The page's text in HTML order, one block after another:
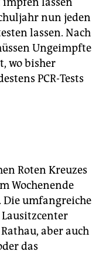
nun jeden
lassen. Nach
Ungeimpfte
wo bisher
PCR-Tests
Roten Kreuzes
Wochenende
umfangreiche
aber auch
das